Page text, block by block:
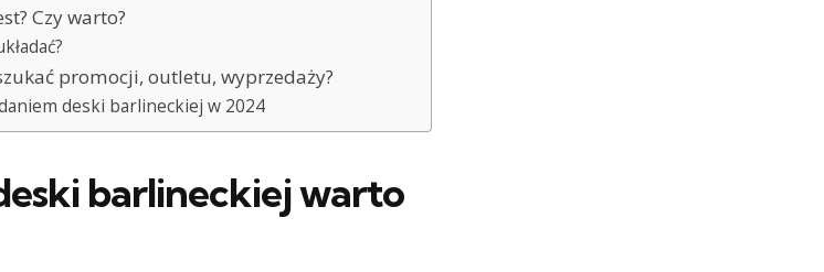
Czy warto?
promocji, outletu, wyprzedaży?
deski barlineckiej w 2024
barlineckiej warto